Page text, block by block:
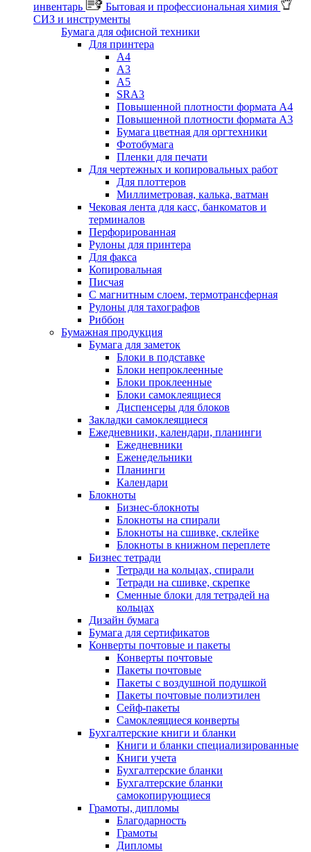
инвентарь
Бытовая и профессиональная химия
СИЗ и инструменты
Бумага для офисной техники
Для принтера
А4
А3
А5
SRA3
Повышенной плотности формата А4
Повышенной плотности формата А3
Бумага цветная для оргтехники
Фотобумага
Пленки для печати
Для чертежных и копировальных работ
Для плоттеров
Миллиметровая, калька, ватман
Чековая лента для касс, банкоматов и
терминалов
Перфорированная
Рулоны для принтера
Для факса
Копировальная
Писчая
С магнитным слоем, термотрансферная
Рулоны для тахографов
Риббон
Бумажная продукция
Бумага для заметок
Блоки в подставке
Блоки непроклеенные
Блоки проклеенные
Блоки самоклеящиеся
Диспенсеры для блоков
Закладки самоклеящиеся
Ежедневники, календари, планинги
Ежедневники
Еженедельники
Планинги
Календари
Блокноты
Бизнес-блокноты
Блокноты на спирали
Блокноты на сшивке, склейке
Блокноты в книжном переплете
Бизнес тетради
Тетради на кольцах, спирали
Тетради на сшивке, скрепке
Сменные блоки для тетрадей на
кольцах
Дизайн бумага
Бумага для сертификатов
Конверты почтовые и пакеты
Конверты почтовые
Пакеты почтовые
Пакеты с воздушной подушкой
Пакеты почтовые полиэтилен
Сейф-пакеты
Самоклеящиеся конверты
Бухгалтерские книги и бланки
Книги и бланки специализированные
Книги учета
Бухгалтерские бланки
Бухгалтерские бланки
самокопирующиеся
Грамоты, дипломы
Благодарность
Грамоты
Дипломы